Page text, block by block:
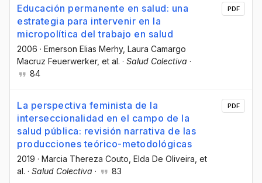
Educación permanente en salud: una
estrategia para intervenir en la
micropolítica del trabajo en salud
2006 · Emerson Elias Merhy, Laura Camargo
Macruz Feuerwerker, et al. · Salud Colectiva ·
84
PDF
La perspectiva feminista de la
interseccionalidad en el campo de la
salud pública: revisión narrativa de las
producciones teórico-metodológicas
2019 · Marcia Thereza Couto , Elda De Oliveira , et
al. · Salud Colectiva · 83
PDF